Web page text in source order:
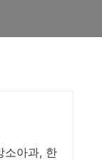
소아과, 한